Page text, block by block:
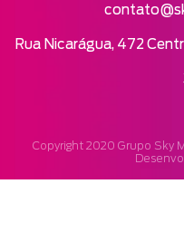
Rua Nicarágua, 472
Copyright 2020 Grupo Sky